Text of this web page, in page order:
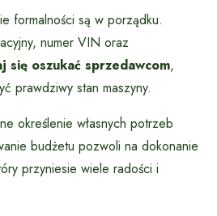
formalności są w porządku.
numer VIN oraz
się oszukać sprzedawcom,
prawdziwy stan maszyny.
określenie własnych potrzeb
budżetu pozwoli na dokonanie
przyniesie wiele radości i